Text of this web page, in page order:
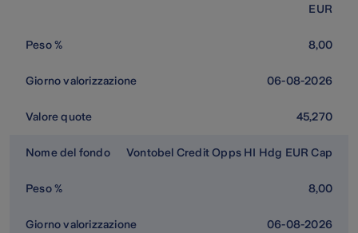
EUR
8,00
06-08-2026
45,270
Vontobel Credit Opps HI Hdg EUR Cap
8,00
06-08-2026